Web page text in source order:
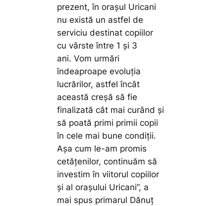
prezent, în orașul Uricani
nu există un astfel de
serviciu destinat copiilor
cu vârste între 1 și 3
ani. Vom urmări
îndeaproape evoluția
lucrărilor, astfel încât
această creșă să fie
finalizată cât mai curând și
să poată primi primii copii
în cele mai bune condiții.
Așa cum le-am promis
cetățenilor, continuăm să
investim în viitorul copiilor
și al orașului Uricani”, a
mai spus primarul Dănuț